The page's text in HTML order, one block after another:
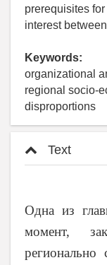
prerequisites
interest
Keywords:
organizational
regional socio-
disproportions
Text
Одна из
момент,
регионально